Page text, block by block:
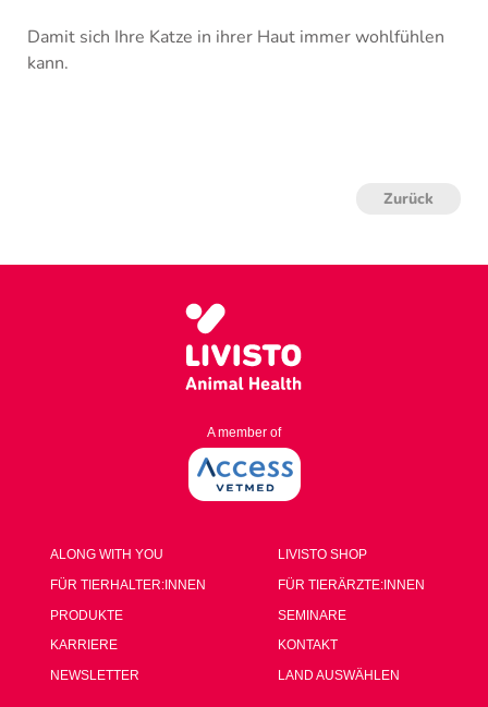
Damit sich Ihre Katze in ihrer Haut immer wohlfühlen
kann.
Zurück
A member of
ALONG WITH YOU
FÜR TIERHALTER:INNEN
PRODUKTE
KARRIERE
NEWSLETTER
LIVISTO SHOP
FÜR TIERÄRZTE:INNEN
SEMINARE
KONTAKT
LAND AUSWÄHLEN